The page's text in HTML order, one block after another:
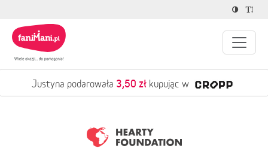
Justyna podarowała 3,50 zł kupując w